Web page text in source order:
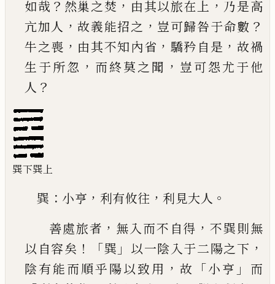
如哉 ？ 然巢之焚 ， 由其以旅在上 ， 乃是高
亢加人 ，故義能招之 ， 豈可歸咎于命數 ？
牛之喪 ， 由其不知內省 ， 驕矜自是 ， 故禍
生于所忽 ， 而終莫之聞 ， 豈可怨尤于他
人 ？
巽下巽上
巽 ： 小亨 ， 利有攸往 ， 利見大人 。
善處旅者 ， 無入而不自得 ，不巽則無
以自容矣 ！「巽 」 以一陰入于二陽之下 ，
陰有能而順乎陽以致用 ， 故 「小亨 」 而